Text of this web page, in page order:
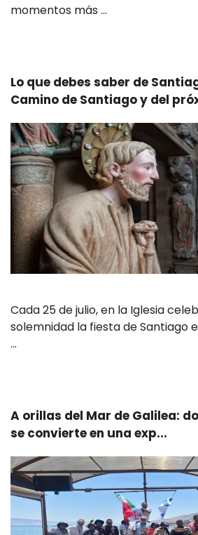
momentos más …
Lo que debes saber de
Camino de Santiago y del
Cada 25 de julio, en la Iglesia
solemnidad la fiesta de Santiago
…
A orillas del Mar de Galilea:
se convierte en una exp...